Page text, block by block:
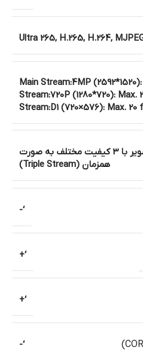
Ultra 265, H.265, H.264,
Main Stream:4MP
Stream:720P (1280*720): Max.
Stream:D1 (720×576): Max. 20
خروجی تصویر با 3 کیفیت مختلف به صورت
همزمان (Triple Stream)
‘-
‘+
‘+
‘-